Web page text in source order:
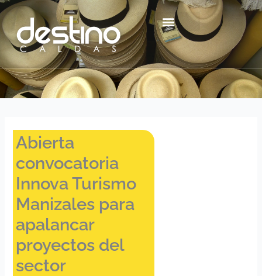
contenido
Ir
al
contenido
Abierta
convocatoria
Innova Turismo
Manizales para
apalancar
proyectos del
sector